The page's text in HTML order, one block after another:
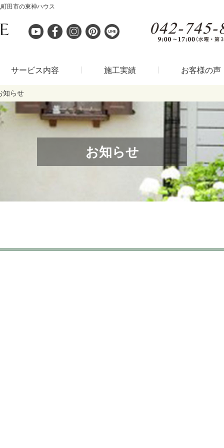
田市の東神ハウス
サービス内容 施工実績 お客様の声
知らせ
お知らせ